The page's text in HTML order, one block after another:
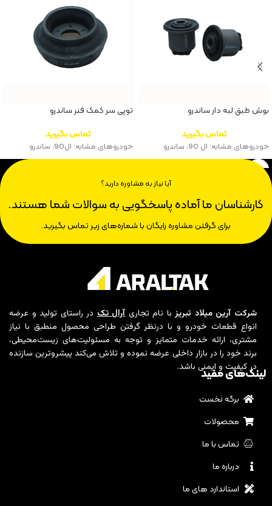
بوش طبق لبه دار ساندرو
تماس بگیرید
خودروهای مشابه: ال 90، ساندرو
توپی سر کمک فنر ساندرو
تماس بگیرید
خودروهای مشابه: ال90، ساندرو
آیا نیاز به مشاوره دارید؟
کارشناسان ما آماده پاسخگویی به سوالات شما هستند.
برای گرفتن مشاوره رایگان با شماره‌های زیر تماس بگیرید.
شرکت آرین میلاد تبریزبا نام تجاریآرال تکدر راستای تولید و عرضه
انواع قطعات خودرو و با درنظر گرفتن طراحی محصول منطبق با نیاز
مشتری، ارائه خدمات متمایز و توجه به مسئولیت‌های زیست‌محیطی،
برند خود را در بازار داخلی عرضه نموده و تلاش می‌کند پیشروترین سازنده
در کیفیت و ایمنی باشد.
لینک‌های مفید
برگه نخست
محصولات
تماس با ما
درباره ما
استاندارد های ما